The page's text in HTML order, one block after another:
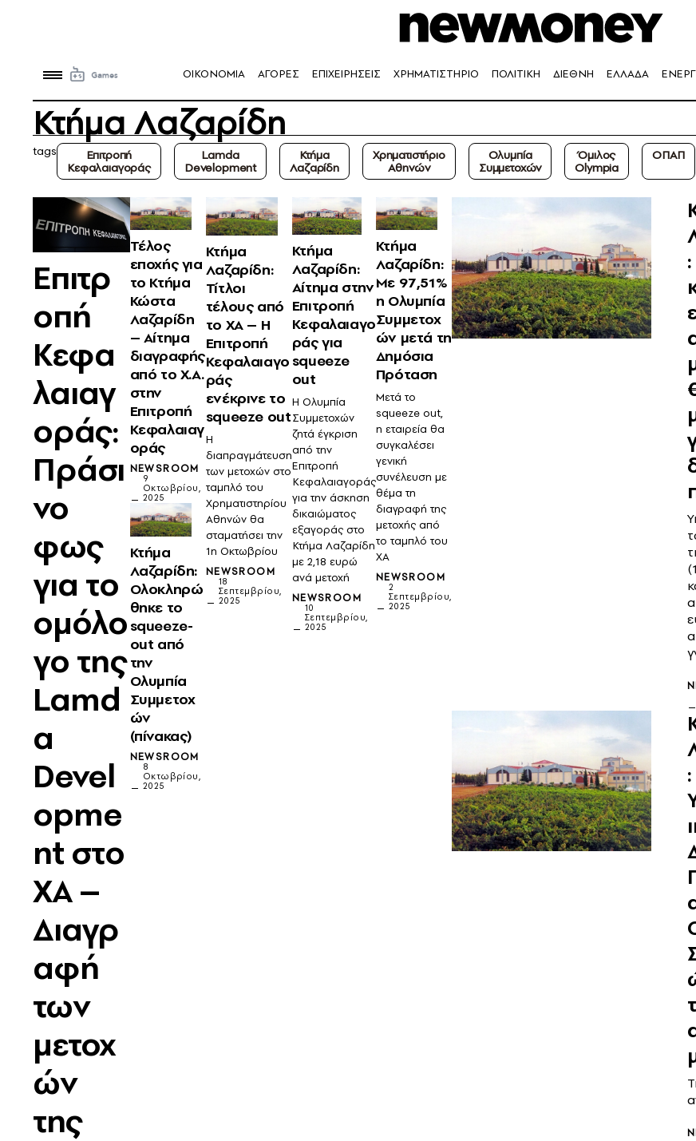
OIKONOMIA ΑΓΟΡΕΣ ΕΠΙΧΕΙΡΗΣΕΙΣ ΧΡΗΜΑΤΙΣΤΗΡΙΟ ΠΟΛΙΤΙΚΗ ΔΙΕΘΝΗ ΕΛΛΑΔΑ
Κτήμα Λαζαρίδη
tags
Επιτροπή
Κεφαλαιαγοράς
Lamda
Development
Κτήμα
Λαζαρίδη
Χρηματιστήριο
Αθηνών
Ολυμπία
Συμμετοχών
Όμιλος
Olympia
ΟΠΑΠ
Επιτρ
οπή
Κεφα
λαιαγ
οράς:
Πράσι
νο
φως
για το
ομόλο
γο της
Lamd
a
Devel
opme
nt στο
ΧΑ –
Διαγρ
αφή
των
μετοχ
ών
της
Τέλος
εποχής για
το Κτήμα
Κώστα
Λαζαρίδη
– Αίτημα
διαγραφής
από το Χ.Α.
στην
Επιτροπή
Κεφαλαιαγ
οράς
NEWSROOM
9
Οκτωβρίου,
2025
Κτήμα
Λαζαρίδη:
Ολοκληρώ
θηκε το
squeeze-
out από
την
Ολυμπία
Συμμετοχ
ών
(πίνακας)
NEWSROOM
8
Οκτωβρίου,
2025
Κτήμα
Λαζαρίδη:
Τίτλοι
τέλους από
το ΧΑ – Η
Επιτροπή
Κεφαλαιαγο
ράς
ενέκρινε το
squeeze out
Η
διαπραγμάτευση
των μετοχών στο
ταμπλό του
Χρηματιστηρίου
Αθηνών θα
σταματήσει την
1η Οκτωβρίου
NEWSROOM
18
Σεπτεμβρίου,
2025
Κτήμα
Λαζαρίδη:
Αίτημα στην
Επιτροπή
Κεφαλαιαγο
ράς για
squeeze
out
Η Ολυμπία
Συμμετοχών
ζητά έγκριση
από την
Επιτροπή
Κεφαλαιαγοράς
για την άσκηση
δικαιώματος
εξαγοράς στο
Κτήμα Λαζαρίδη
με 2,18 ευρώ
ανά μετοχή
NEWSROOM
10
Σεπτεμβρίου,
2025
Κτήμα
Λαζαρίδη:
Με 97,51%
η Ολυμπία
Συμμετοχ
ών μετά τη
Δημόσια
Πρόταση
Μετά το
squeeze out,
η εταιρεία θα
συγκαλέσει
γενική
συνέλευση με
θέμα τη
διαγραφή της
μετοχής από
το ταμπλό του
ΧΑ
NEWSROOM
2
Σεπτεμβρίου,
2025
: